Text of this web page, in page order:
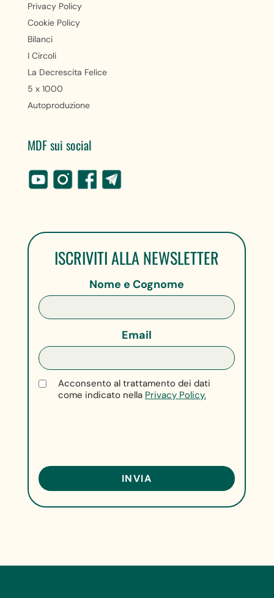
Privacy Policy
Cookie Policy
Bilanci
I Circoli
La Decrescita Felice
5 x 1000
Autoproduzione
MDF sui social
ISCRIVITI ALLA NEWSLETTER
Nome e Cognome
Email
Acconsento al trattamento dei dati
come indicato nella Privacy Policy.